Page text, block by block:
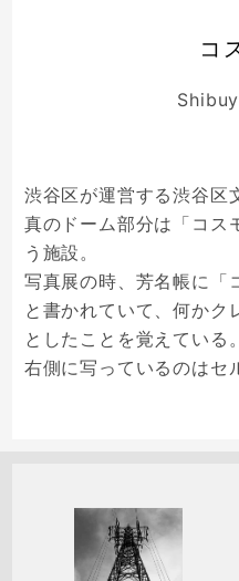
コ
渋谷区が運営する渋谷区
真のドーム部分は「コス
う施設。
写真展の時、芳名帳に「
と書かれていて、何かク
としたことを覚えている。
右側に写っているのはセ